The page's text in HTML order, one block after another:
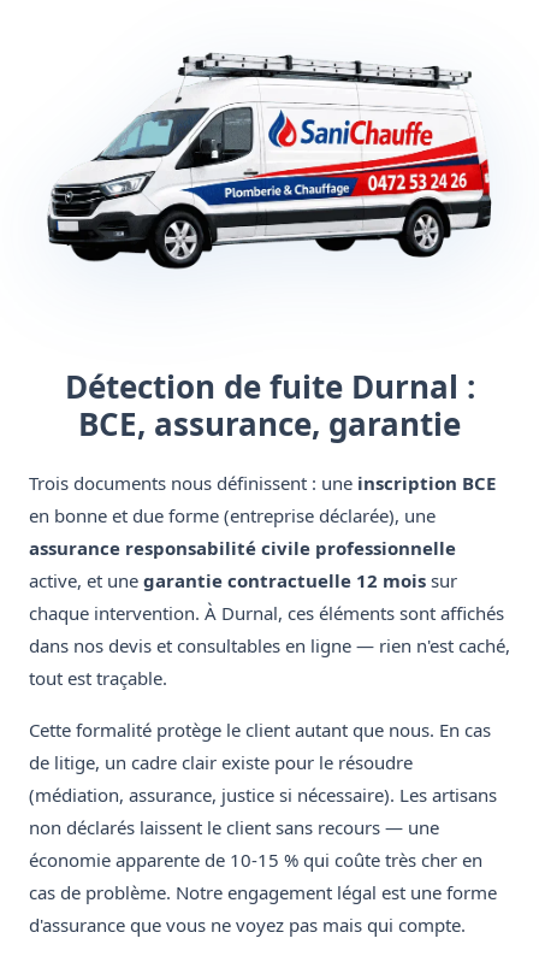
Détection de fuite Durnal :
BCE, assurance, garantie
Trois documents nous définissent : une inscription BCE
en bonne et due forme (entreprise déclarée), une
assurance responsabilité civile professionnelle
active, et une garantie contractuelle 12 mois sur
chaque intervention. À Durnal, ces éléments sont affichés
dans nos devis et consultables en ligne — rien n'est caché,
tout est traçable.
Cette formalité protège le client autant que nous. En cas
de litige, un cadre clair existe pour le résoudre
(médiation, assurance, justice si nécessaire). Les artisans
non déclarés laissent le client sans recours — une
économie apparente de 10-15 % qui coûte très cher en
cas de problème. Notre engagement légal est une forme
d'assurance que vous ne voyez pas mais qui compte.